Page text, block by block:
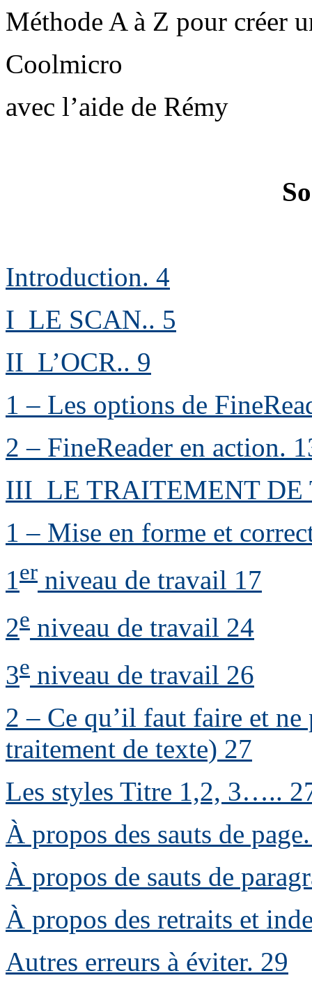
Méthode A à Z pour créer
Coolmicro
avec l’aide de Rémy
Introduction. 4
I LE SCAN.. 5
II L’OCR.. 9
1 – Les options de
2 – FineReader en action.
III LE TRAITEMENT DE
1 – Mise en forme et
1er niveau de travail 17
2e niveau de travail 24
3e niveau de travail 26
2 – Ce qu’il faut faire et
traitement de texte) 27
Les styles Titre 1,2, 3…..
À propos des sauts de page
À propos de sauts de
À propos des retraits et
Autres erreurs à éviter. 29